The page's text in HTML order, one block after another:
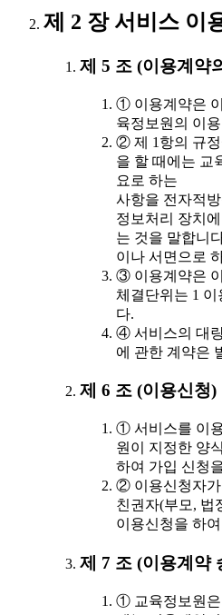
제 2 장 서비스 이
제 5 조 (이용계약
① 이용계약은
육정보원의 이
② 제 1항의 규정
을 할 때에는 교
요로 하는
사항을 전자적
정보처리 장치
는 것을 말합니
이나 서면으로
③ 이용계약은
체결단위는 1 이
다.
④ 서비스의 대
에 관한 계약은
제 6 조 (이용신청)
① 서비스를 이
원이 지정한 양
하여 가입 신청
② 이용신청자가
친권자(부모, 법
이용신청을 하
제 7 조 (이용계약
① 교육정보원은